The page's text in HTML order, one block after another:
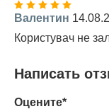
Валентин
Користувач не
Написать
Оцените*